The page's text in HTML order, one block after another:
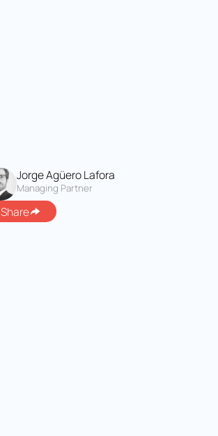
Jorge Agüero Lafora
Managing Partner
Share